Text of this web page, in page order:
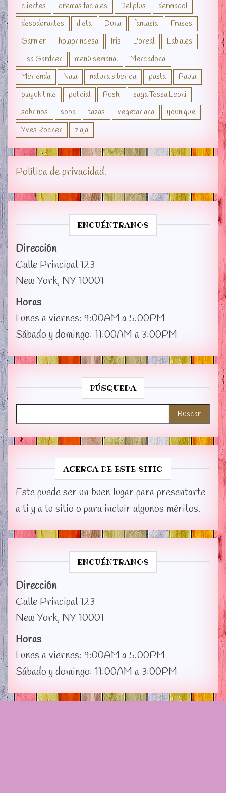
clientes
cremas faciales Deliplus
dermacol
desodorantes
dieta Duna fantasía
Frases
Garnier
holaprincesa Iris L'oreal
Labiales
Lisa Gardner
menú semanal
Mercadona
Merienda
Nala natura siberica pasta
Paula
playukitime
policial Pushi
saga Tessa Leoni
sobrinos
sopa tazas vegetariana
younique
Yves Rocher
ziaja
Política de privacidad.
ENCUÉNTRANOS
Dirección
Calle Principal 123
New York, NY 10001
Horas
Lunes a viernes: 9:00AM a 5:00PM
Sábado y domingo: 11:00AM a 3:00PM
BÚSQUEDA
ACERCA DE ESTE SITIO
Este puede ser un buen lugar para presentarte
a ti y a tu sitio o para incluir algunos méritos.
ENCUÉNTRANOS
Dirección
Calle Principal 123
New York, NY 10001
Horas
Lunes a viernes: 9:00AM a 5:00PM
Sábado y domingo: 11:00AM a 3:00PM